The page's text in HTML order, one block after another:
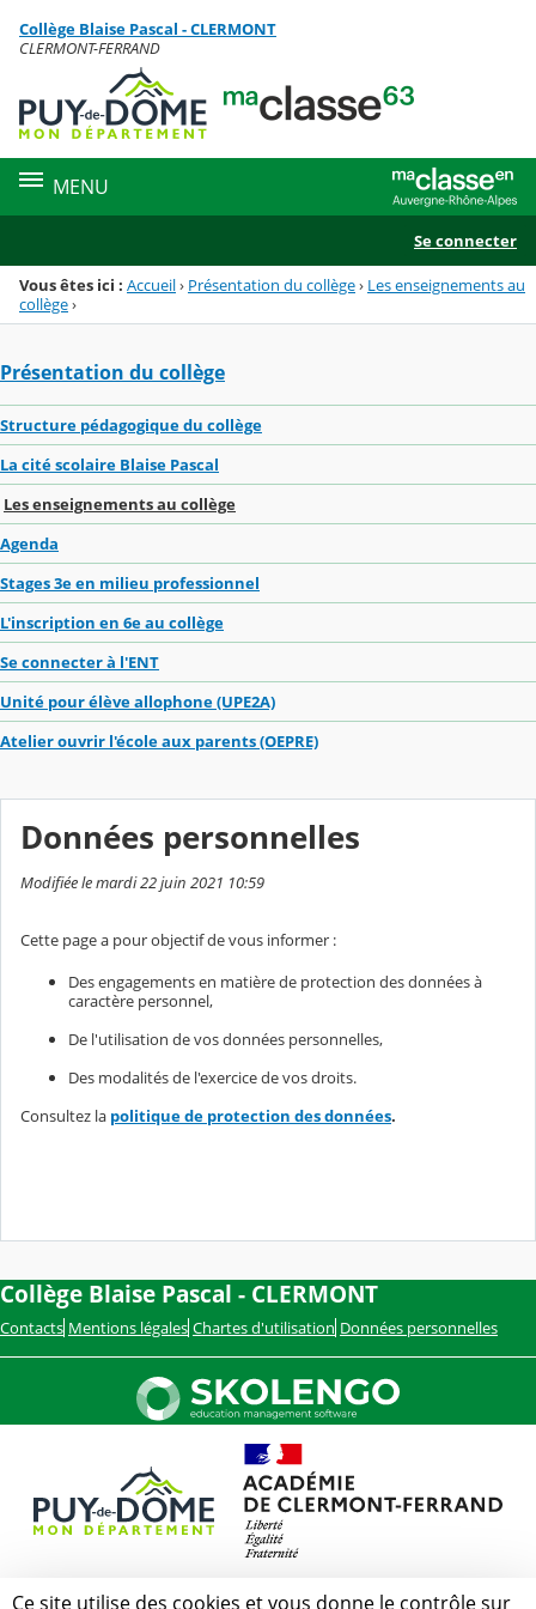
Menu de la rubrique
Contenu
Collège Blaise Pascal - CLERMONT
CLERMONT-FERRAND
MENU
Se connecter
Vous êtes ici : Accueil› Présentation du collège› Les enseignements au
collège›
Présentation du collège
Structure pédagogique du collège
La cité scolaire Blaise Pascal
Les enseignements au collège
Agenda
Stages 3e en milieu professionnel
L'inscription en 6e au collège
Se connecter à l'ENT
Unité pour élève allophone (UPE2A)
Atelier ouvrir l'école aux parents (OEPRE)
Données personnelles
Modifiée le mardi 22 juin 2021 10:59
Cette page a pour objectif de vous informer :
Des engagements en matière de protection des données à
caractère personnel,
De l'utilisation de vos données personnelles,
Des modalités de l'exercice de vos droits.
Consultez la politique de protection des données.
Collège Blaise Pascal - CLERMONT
Contacts Mentions légales Chartes d'utilisation Données personnelles
Ce site utilise des cookies et vous donne le contrôle sur